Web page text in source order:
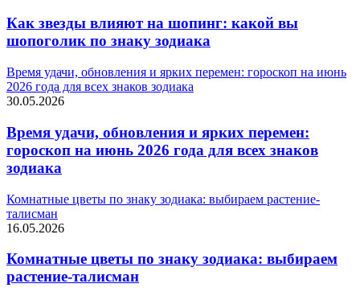
Как звезды влияют на шопинг: какой вы
шопоголик по знаку зодиака
Время удачи, обновления и ярких перемен: гороскоп на июнь
2026 года для всех знаков зодиака
30.05.2026
Время удачи, обновления и ярких перемен:
гороскоп на июнь 2026 года для всех знаков
зодиака
Комнатные цветы по знаку зодиака: выбираем растение-
талисман
16.05.2026
Комнатные цветы по знаку зодиака: выбираем
растение-талисман